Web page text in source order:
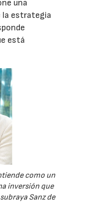
una
la estrategia
está
como un
inversión que
Sanz de